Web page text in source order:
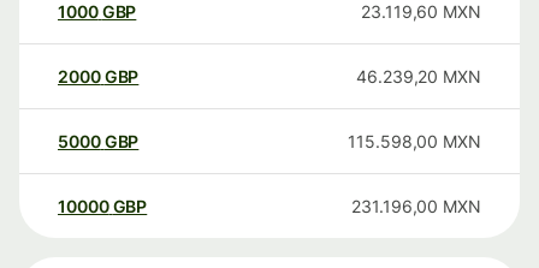
1000GBP 23.119,60 MXN
2000GBP 46.239,20 MXN
5000GBP 115.598,00 MXN
10000 GBP 231.196,00 MXN